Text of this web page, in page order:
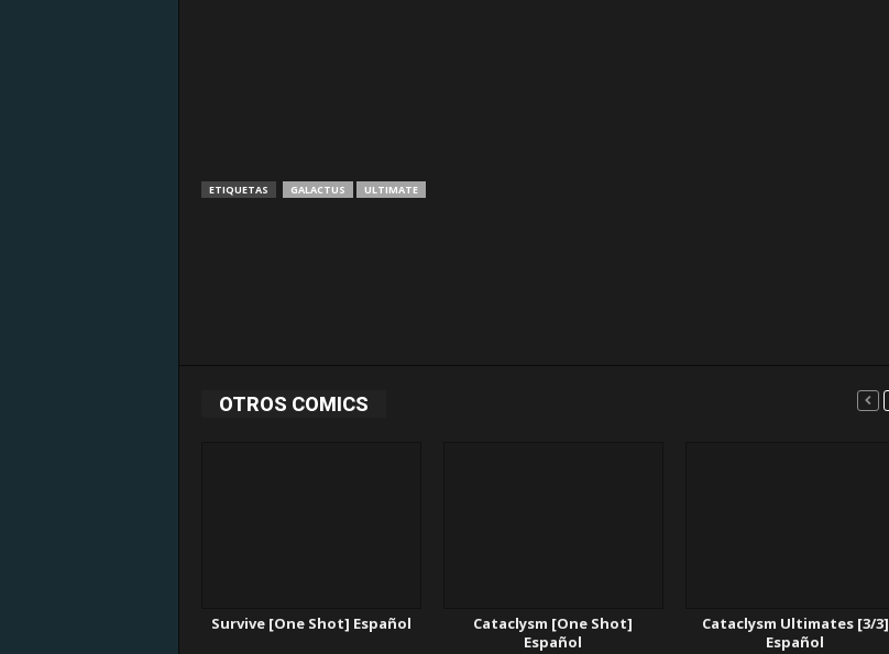
ETIQUETAS GALACTUS ULTIMATE
OTROS COMICS
Survive [One Shot] Español
Cataclysm [One Shot]
Español
Cataclysm Ultimates [3/3]
Español